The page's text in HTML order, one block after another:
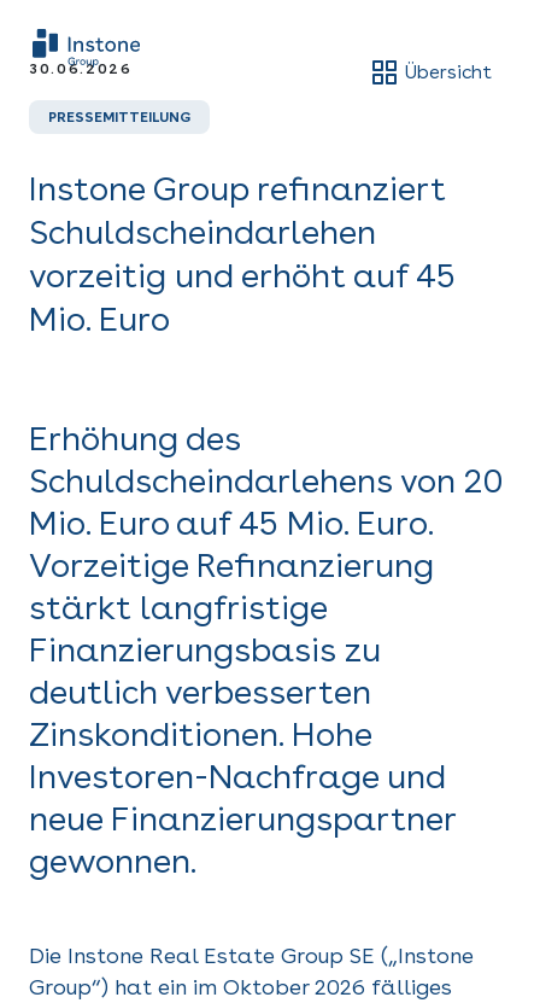
30.06.2026
PRESSEMITTEILUNG
Übersicht
Instone Group refinanziert
Schuldscheindarlehen
vorzeitig und erhöht auf 45
Mio. Euro
Erhöhung des
Schuldscheindarlehens von 20
Mio. Euro auf 45 Mio. Euro.
Vorzeitige Refinanzierung
stärkt langfristige
Finanzierungsbasis zu
deutlich verbesserten
Zinskonditionen. Hohe
Investoren-Nachfrage und
neue Finanzierungspartner
gewonnen.
Die Instone Real Estate Group SE („Instone
Group“) hat ein im Oktober 2026 fälliges